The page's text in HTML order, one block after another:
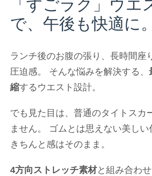
「すごラク」ウエ
で、午後も快適に。
ランチ後のお腹の張り、長時間座
圧迫感。 そんな悩みを解決する、
縮するウエスト設計。
でも見た目は、普通のタイトスカ
ません。 ゴムとは思えない美しい
きちんと感はそのまま。
4方向ストレッチ素材と組み合わせ